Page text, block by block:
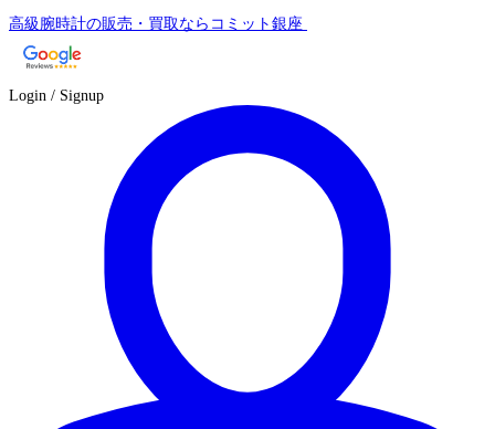
高級腕時計の販売・買取ならコミット銀座
Login / Signup